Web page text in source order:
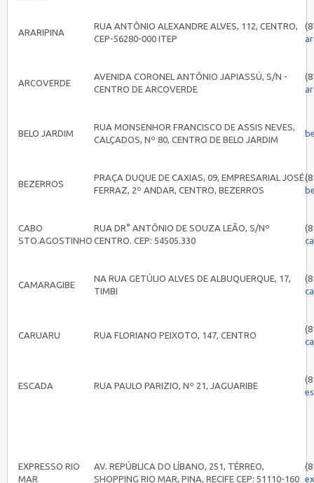
ARARIPINA
RUA ANTÔNIO ALEXANDRE ALVES, 112, CENTRO,
CEP-56280-000 ITEP
ARCOVERDE
AVENIDA CORONEL ANTÔNIO JAPIASSÚ, S/N -
CENTRO DE ARCOVERDE
BELO JARDIM
RUA MONSENHOR FRANCISCO DE ASSIS NEVES,
CALÇADOS, Nº 80, CENTRO DE BELO JARDIM
BEZERROS
PRAÇA DUQUE DE CAXIAS, 09, EMPRESARIAL JOSÉ
FERRAZ, 2º ANDAR, CENTRO, BEZERROS
CABO
STO.AGOSTINHO
RUA DR° ANTÔNIO DE SOUZA LEÃO, S/Nº
CENTRO. CEP: 54505.330
CAMARAGIBE
NA RUA GETÚLIO ALVES DE ALBUQUERQUE, 17,
TIMBI
CARUARU RUA FLORIANO PEIXOTO, 147, CENTRO
ESCADA RUA PAULO PARIZIO, Nº 21, JAGUARIBE
EXPRESSO RIO
MAR
AV. REPÚBLICA DO LÍBANO, 251, TÉRREO,
SHOPPING RIO MAR, PINA, RECIFE CEP: 51110-160